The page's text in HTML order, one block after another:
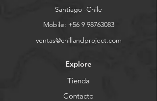
Santiago -Chile
Mobile: +56 9 98763083
ventas@chillandproject.com
Explore
Tienda
Contacto